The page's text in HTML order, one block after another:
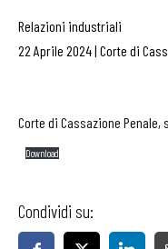
Relazioni industriali
22 Aprile 2024| Corte di
Corte di Cassazione Penale,
Download
Condividi su: